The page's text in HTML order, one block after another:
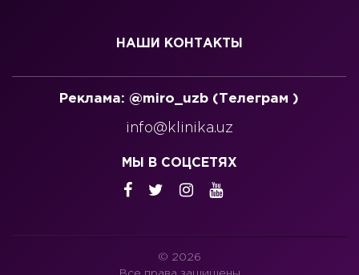
НАШИ КОНТАКТЫ
Реклама: @miro_uzb (Телеграм )
info@klinika.uz
МЫ В СОЦСЕТЯХ
© 2026